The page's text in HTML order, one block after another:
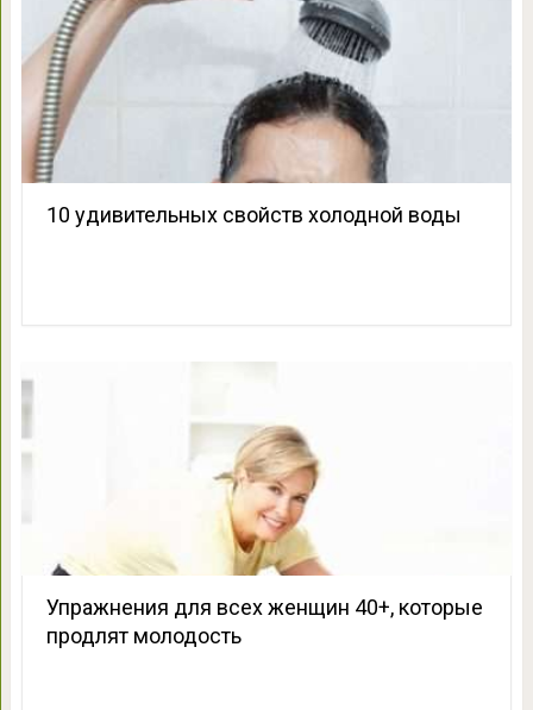
10 удивительных свойств холодной воды
Упражнения для всех женщин 40+, которые
продлят молодость